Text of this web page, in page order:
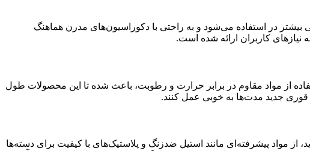
در استفاده می‌شود و به راحتی با دکوراسیون‌های مدرن هماهنگ
کاربران ارائه شده است.
از مواد مقاوم در برابر حرارت و رطوبت، باعث شده تا این محصولات طول
جدید مدت‌ها به خوبی عمل کنند.
مواد پیشرفته‌ای مانند استیل ضدزنگ و پلاستیک‌های با کیفیت برای دسته‌ها